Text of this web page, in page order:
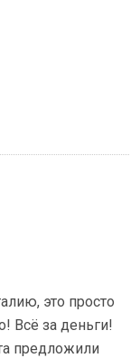
это просто
Всё за деньги!
предложили